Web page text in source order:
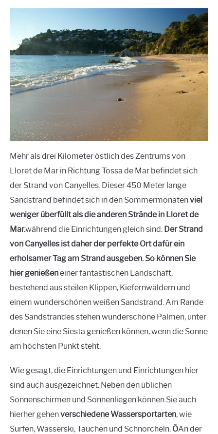
Mehr als drei Kilometer östlich des Zentrums von
Lloret de Mar in Richtung Tossa de Mar befindet sich
der Strand von Canyelles. Dieser 450 Meter lange
Sandstrand befindet sich in den Sommermonatenviel
weniger überfüllt als die anderen Strände in Lloret de
Mar.während die Einrichtungen gleich sind. Der Strand
von Canyelles ist daher der perfekte Ort dafürein
erholsamer Tag am Strand ausgeben. So können Sie
hier genießeneiner fantastischen Landschaft,
bestehend aus steilen Klippen, Kiefernwäldern und
einem wunderschönen weißen Sandstrand. Am Rande
des Sandstrandes stehen wunderschöne Palmen, unter
denen Sie eine Siesta genießen können, wenn die Sonne
am höchsten Punkt steht.
Wie gesagt, die Einrichtungen und Einrichtungen hier
sind auch ausgezeichnet. Neben den üblichen
Sonnenschirmen und Sonnenliegen können Sie auch
hierher gehenverschiedene Wassersportarten, wie
Surfen, Wasserski, Tauchen und Schnorcheln. ÖAn der